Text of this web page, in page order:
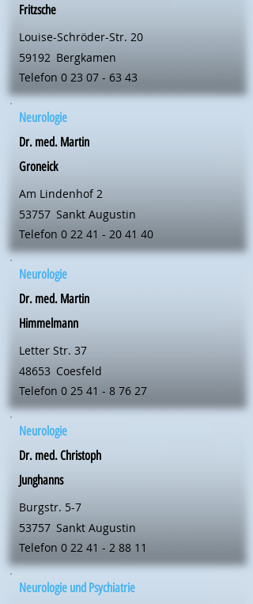
Fritzsche
Louise-Schröder-Str. 20
59192 Bergkamen
Telefon 0 23 07 - 63 43
Neurologie
Dr. med. Martin
Groneick
Am Lindenhof 2
53757 Sankt Augustin
Telefon 0 22 41 - 20 41 40
Neurologie
Dr. med. Martin
Himmelmann
Letter Str. 37
48653 Coesfeld
Telefon 0 25 41 - 8 76 27
Neurologie
Dr. med. Christoph
Junghanns
Burgstr. 5-7
53757 Sankt Augustin
Telefon 0 22 41 - 2 88 11
Neurologie und Psychiatrie